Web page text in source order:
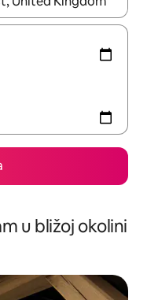
u bližoj okolini